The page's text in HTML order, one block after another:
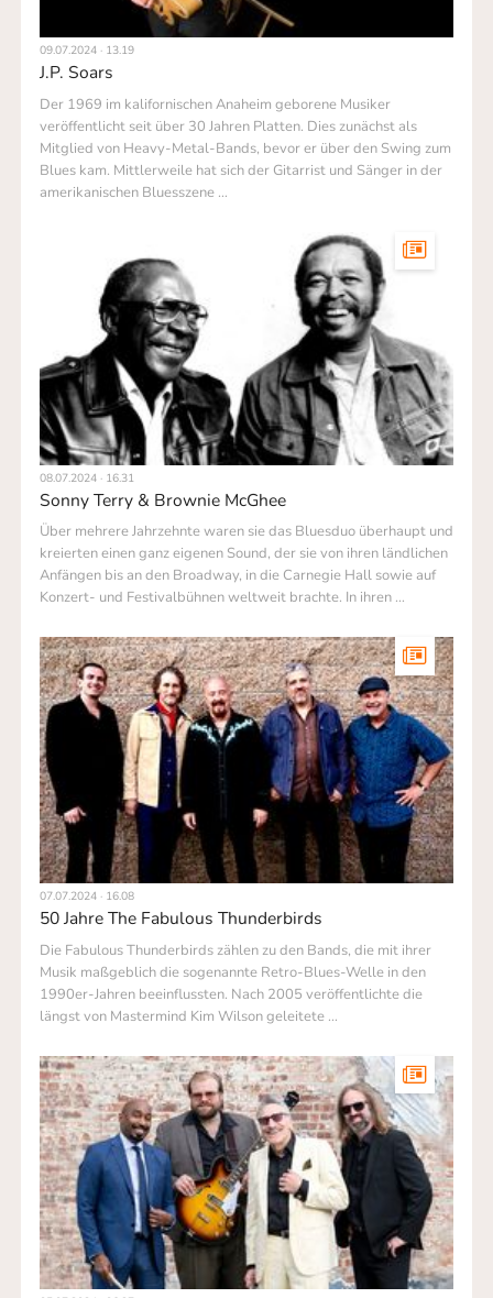
09.07.2024 · 13.19
J.P. Soars
Der 1969 im kalifornischen Anaheim geborene Musiker
veröffentlicht seit über 30 Jahren Platten. Dies zunächst als
Mitglied von Heavy-Metal-Bands, bevor er über den Swing zum
Blues kam. Mittlerweile hat sich der Gitarrist und Sänger in der
amerikanischen Bluesszene …
08.07.2024 · 16.31
Sonny Terry & Brownie McGhee
Über mehrere Jahrzehnte waren sie das Bluesduo überhaupt und
kre­ierten einen ganz eigenen Sound, der sie von ihren ländlichen
Anfängen bis an den Broadway, in die Carnegie Hall sowie auf
Konzert- und Festival­bühnen weltweit brachte. In ihren …
07.07.2024 · 16.08
50 Jahre The Fabulous Thunderbirds
Die Fabulous Thunderbirds zählen zu den Bands, die mit ihrer
Musik maß­geblich die sogenannte Retro-Blues-Welle in den
1990er-Jahren beein­flussten. Nach 2005 veröffentlichte die
längst von Mastermind Kim Wilson geleitete …